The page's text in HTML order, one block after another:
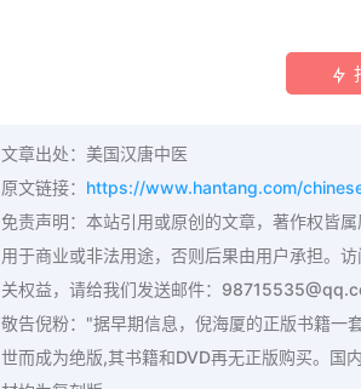
文章出处：美国汉唐中医
原文链接： https://www.hantang.com/
免责声明：本站引用或原创的文章，著作权皆
用于商业或非法用途，否则后果由用户承担。
关权益，请给我们发送邮件：
敬告倪粉："据早期信息，倪海厦的正版书籍一
世而成为绝版,其书籍和DVD再无正版购买。国